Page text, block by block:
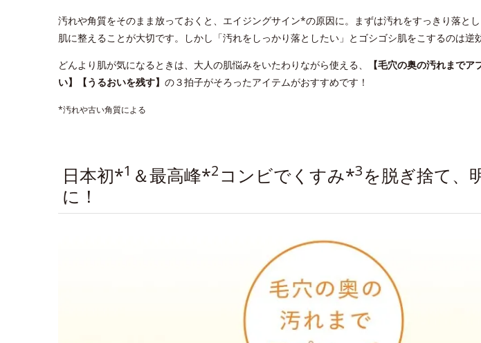
汚れや角質をそのまま放っておくと、エイジングサイン*の原因に。まずは汚れをすっきり落と
肌に整えることが大切です。しかし「汚れをしっかり落としたい」とゴシゴシ肌をこするのは逆
どんより肌が気になるときは、大人の肌悩みをいたわりながら使える、
【毛穴の奥の汚れまで
い】【うるおいを残す】 の３拍子がそろったアイテムがおすすめです！
*汚れや古い角質による
日本初*1 ＆最高峰*2コンビでくすみ*3を脱ぎ捨て、
に！